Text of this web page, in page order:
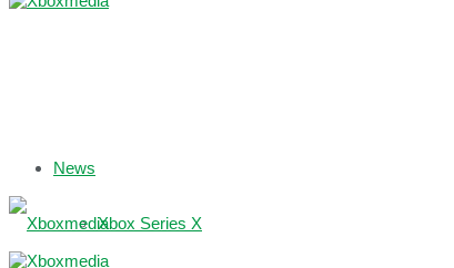
News
Xbox Series X